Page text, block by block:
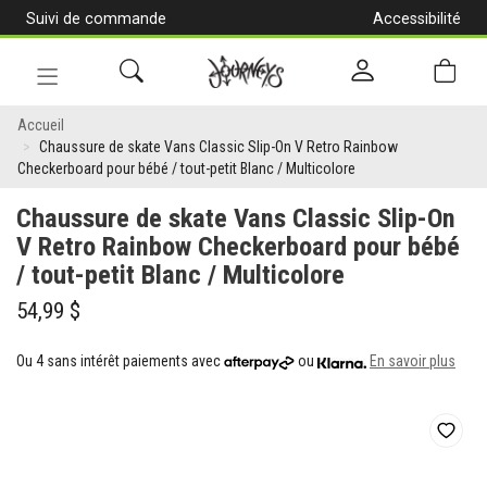
Suivi de commande
Accessibilité
en
alternance
Chaussure
de
skate
Vans
Classic
Slip-
On
Accueil
Chaussure de skate Vans Classic Slip-On V Retro Rainbow
Checkerboard pour bébé / tout-petit Blanc / Multicolore
Chaussure de skate Vans Classic Slip-On
V Retro Rainbow Checkerboard pour bébé
/ tout-petit Blanc / Multicolore
54,99 $
Ou 4 sans intérêt paiements avec ou En savoir plus